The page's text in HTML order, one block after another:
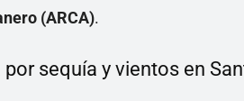
(ARCA).
sequía y vientos en